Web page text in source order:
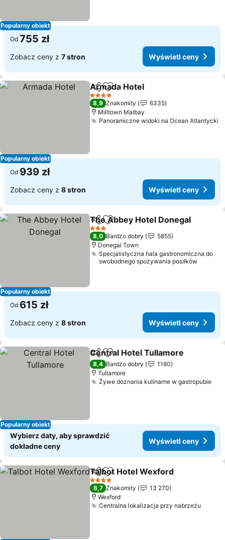
Popularny obiekt
Od 755 zł
Zobacz ceny z 7 stron Wyświetl ceny
Popularny obiekt
Udostępnij
Dodaj do ulubionych
Armada Hotel
4 Kategoria
8,9 Znakomity
6335
Milltown Malbay
Panoramiczne widoki na Ocean Atlantycki
Od 939 zł
Zobacz ceny z 8 stron Wyświetl ceny
Popularny obiekt
Udostępnij
Dodaj do ulubionych
The Abbey Hotel Donegal
3 Kategoria
8,0 Bardzo dobry
5855
Donegal Town
Specjalistyczna hala gastronomiczna do
swobodnego spożywania posiłków
Od 615 zł
Zobacz ceny z 8 stron Wyświetl ceny
Popularny obiekt
Udostępnij
Dodaj do ulubionych
Central Hotel Tullamore
8,4 Bardzo dobry
1180
Tullamore
Żywe doznania kulinarne w gastropubie
Wybierz daty, aby sprawdzić
dokładne ceny
Wyświetl ceny
Udostępnij
Dodaj do ulubionych
Talbot Hotel Wexford
4 Kategoria
8,7 Znakomity
13 270
Wexford
Centralna lokalizacja przy nabrzeżu